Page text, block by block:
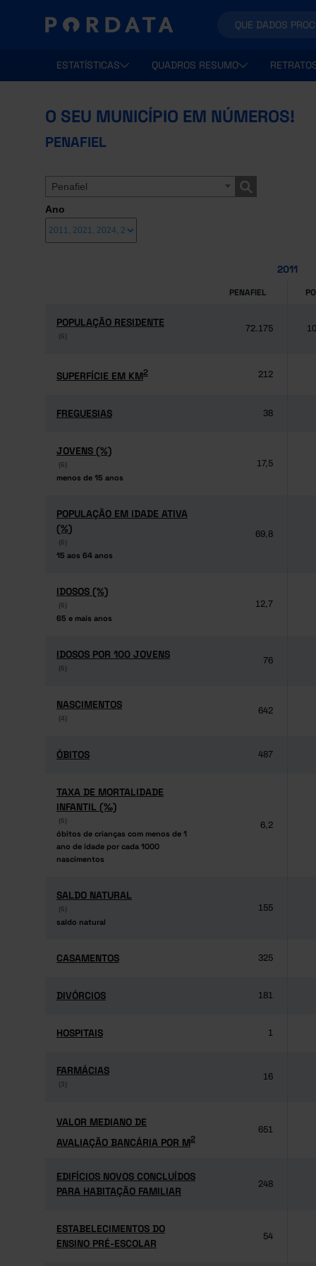
ESTATÍSTICAS QUADROS RESUMO
O SEU MUNICÍPIO EM NÚMEROS!
PENAFIEL
Penafiel
Ano
2011
PENAFIEL
POPULAÇÃO RESIDENTE
(6)
POPULAÇÃO RESIDENTE
(6)
72.175
SUPERFÍCIE EM KM2
SUPERFÍCIE EM KM2 212
FREGUESIAS
FREGUESIAS 38
JOVENS (%)
(6)
menos de 15 anos
JOVENS (%)
(6)
menos de 15 anos
17,5
POPULAÇÃO EM IDADE ATIVA
(%)
(6)
15 aos 64 anos
POPULAÇÃO EM IDADE ATIVA
(%)
(6)
15 aos 64 anos
69,8
IDOSOS (%)
(6)
65 e mais anos
IDOSOS (%)
(6)
65 e mais anos
12,7
IDOSOS POR 100 JOVENS
(6)
IDOSOS POR 100 JOVENS
(6)
76
NASCIMENTOS
(4)
NASCIMENTOS
(4)
642
ÓBITOS
ÓBITOS 487
TAXA DE MORTALIDADE
INFANTIL (‰)
(6)
óbitos de crianças com menos de 1
ano de idade por cada 1000
nascimentos
TAXA DE MORTALIDADE
INFANTIL (‰)
(6)
óbitos de crianças com menos de 1
ano de idade por cada 1000
nascimentos
6,2
SALDO NATURAL
(6)
saldo natural
SALDO NATURAL
(6)
saldo natural
155
CASAMENTOS
CASAMENTOS 325
DIVÓRCIOS
DIVÓRCIOS 181
HOSPITAIS
HOSPITAIS 1
FARMÁCIAS
(3)
FARMÁCIAS
(3)
16
VALOR MEDIANO DE
AVALIAÇÃO BANCÁRIA POR M2
VALOR MEDIANO DE
AVALIAÇÃO BANCÁRIA POR M2
651
EDIFÍCIOS NOVOS CONCLUÍDOS
PARA HABITAÇÃO FAMILIAR
EDIFÍCIOS NOVOS CONCLUÍDOS
PARA HABITAÇÃO FAMILIAR
248
ESTABELECIMENTOS DO
ENSINO PRÉ-ESCOLAR
ESTABELECIMENTOS DO
ENSINO PRÉ-ESCOLAR
54